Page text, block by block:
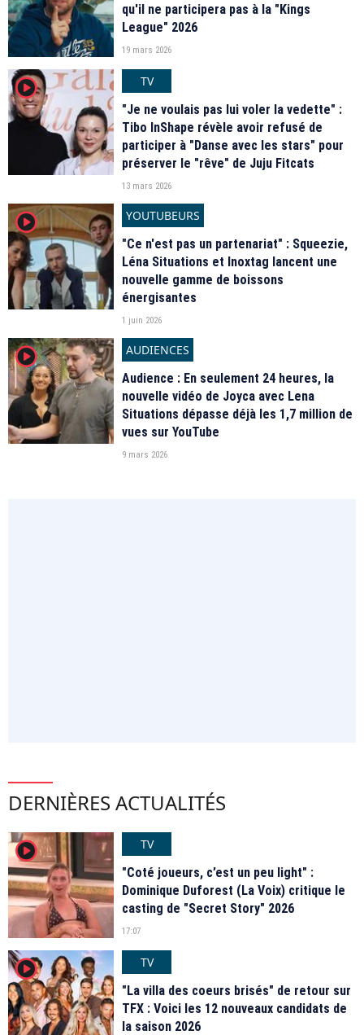
qu'il ne participera pas à la "Kings
League" 2026
19 mars 2026
player2
TV
"Je ne voulais pas lui voler la vedette" :
Tibo InShape révèle avoir refusé de
participer à "Danse avec les stars" pour
préserver le "rêve" de Juju Fitcats
13 mars 2026
player2
YOUTUBEURS
"Ce n'est pas un partenariat" : Squeezie,
Léna Situations et Inoxtag lancent une
nouvelle gamme de boissons
énergisantes
1 juin 2026
player2
AUDIENCES
Audience : En seulement 24 heures, la
nouvelle vidéo de Joyca avec Lena
Situations dépasse déjà les 1,7 million de
vues sur YouTube
9 mars 2026
DERNIÈRES ACTUALITÉS
player2
TV
"Coté joueurs, c’est un peu light" :
Dominique Duforest (La Voix) critique le
casting de "Secret Story" 2026
17:07
player2
TV
"La villa des coeurs brisés" de retour sur
TFX : Voici les 12 nouveaux candidats de
la saison 2026